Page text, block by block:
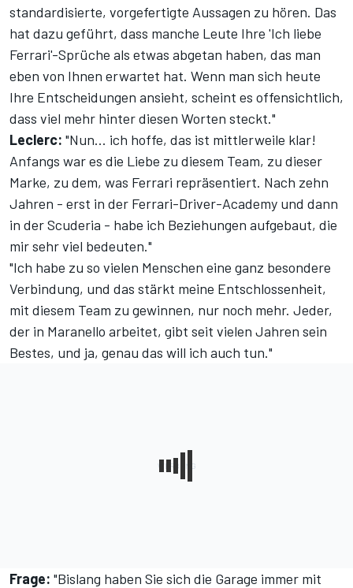
standardisierte, vorgefertigte Aussagen zu hören. Das
hat dazu geführt, dass manche Leute Ihre 'Ich liebe
Ferrari'-Sprüche als etwas abgetan haben, das man
eben von Ihnen erwartet hat. Wenn man sich heute
Ihre Entscheidungen ansieht, scheint es offensichtlich,
dass viel mehr hinter diesen Worten steckt."
Leclerc: "Nun... ich hoffe, das ist mittlerweile klar!
Anfangs war es die Liebe zu diesem Team, zu dieser
Marke, zu dem, was Ferrari repräsentiert. Nach zehn
Jahren - erst in der Ferrari-Driver-Academy und dann
in der Scuderia - habe ich Beziehungen aufgebaut, die
mir sehr viel bedeuten."
"Ich habe zu so vielen Menschen eine ganz besondere
Verbindung, und das stärkt meine Entschlossenheit,
mit diesem Team zu gewinnen, nur noch mehr. Jeder,
der in Maranello arbeitet, gibt seit vielen Jahren sein
Bestes, und ja, genau das will ich auch tun."
Frage: "Bislang haben Sie sich die Garage immer mit